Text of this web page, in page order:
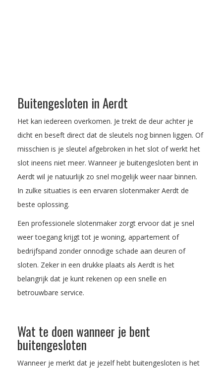
Buitengesloten in Aerdt
Het kan iedereen overkomen. Je trekt de deur achter je
dicht en beseft direct dat de sleutels nog binnen liggen. Of
misschien is je sleutel afgebroken in het slot of werkt het
slot ineens niet meer. Wanneer je buitengesloten bent in
Aerdt wil je natuurlijk zo snel mogelijk weer naar binnen.
In zulke situaties is een ervaren slotenmaker Aerdt de
beste oplossing.
Een professionele slotenmaker zorgt ervoor dat je snel
weer toegang krijgt tot je woning, appartement of
bedrijfspand zonder onnodige schade aan deuren of
sloten. Zeker in een drukke plaats als Aerdt is het
belangrijk dat je kunt rekenen op een snelle en
betrouwbare service.
Wat te doen wanneer je bent
buitengesloten
Wanneer je merkt dat je jezelf hebt buitengesloten is het